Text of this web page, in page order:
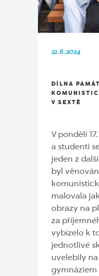
21.6.2024
DÍLNA
V SEXTĚ
V pondělí
a studenti
jeden z
byl
malovala
obrazy na
za
vybízelo k
jednotlivé
uvelebily
gymnáziem